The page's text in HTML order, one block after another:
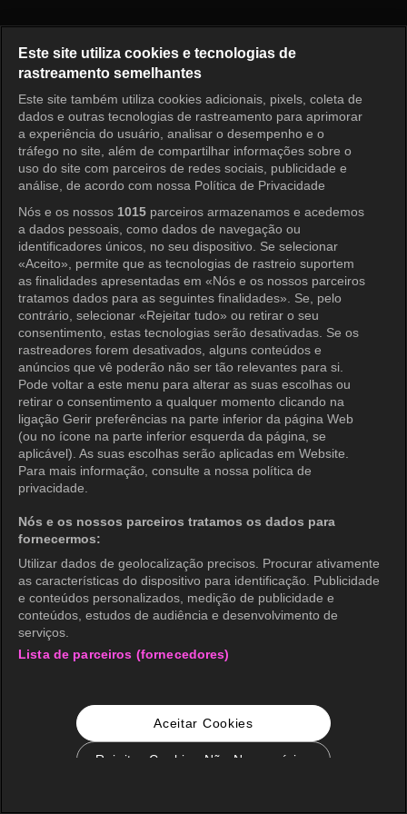
Entrar
Este site utiliza cookies e tecnologias de
rastreamento semelhantes
Este site também utiliza cookies adicionais, pixels, coleta de
dados e outras tecnologias de rastreamento para aprimorar
a experiência do usuário, analisar o desempenho e o
tráfego no site, além de compartilhar informações sobre o
uso do site com parceiros de redes sociais, publicidade e
análise, de acordo com nossa Política de Privacidade
Nós e os nossos 1015 parceiros armazenamos e acedemos
a dados pessoais, como dados de navegação ou
identificadores únicos, no seu dispositivo. Se selecionar
«Aceito», permite que as tecnologias de rastreio suportem
as finalidades apresentadas em «Nós e os nossos parceiros
tratamos dados para as seguintes finalidades». Se, pelo
contrário, selecionar «Rejeitar tudo» ou retirar o seu
consentimento, estas tecnologias serão desativadas. Se os
rastreadores forem desativados, alguns conteúdos e
anúncios que vê poderão não ser tão relevantes para si.
Pode voltar a este menu para alterar as suas escolhas ou
retirar o consentimento a qualquer momento clicando na
ligação Gerir preferências na parte inferior da página Web
(ou no ícone na parte inferior esquerda da página, se
aplicável). As suas escolhas serão aplicadas em Website.
Para mais informação, consulte a nossa política de
privacidade.
Nós e os nossos parceiros tratamos os dados para
fornecermos:
Utilizar dados de geolocalização precisos. Procurar ativamente
as características do dispositivo para identificação. Publicidade
e conteúdos personalizados, medição de publicidade e
conteúdos, estudos de audiência e desenvolvimento de
serviços.
Lista de parceiros (fornecedores)
Aceitar Cookies
Rejeitar Cookies Não Necessários